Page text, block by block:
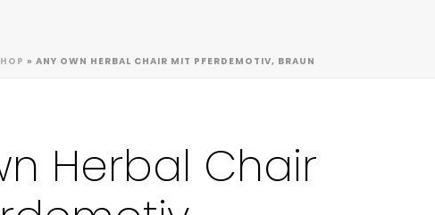
» ANY OWN HERBAL CHAIR MIT PFERDEMOTIV, BRAUN
Herbal Chair